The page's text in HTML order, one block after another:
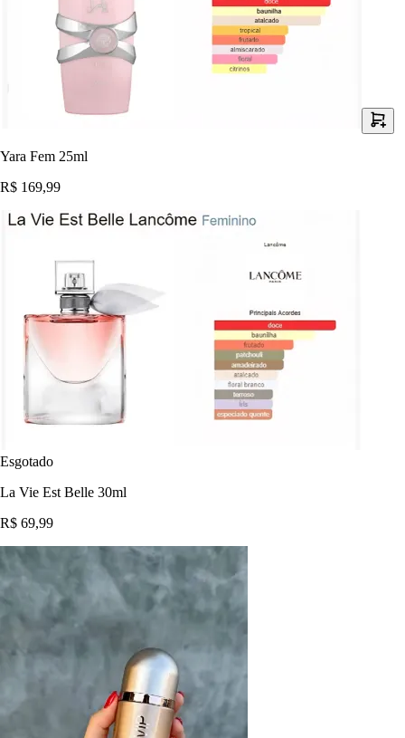
Yara Fem 25ml
R$ 169,99
Esgotado
La Vie Est Belle 30ml
R$ 69,99